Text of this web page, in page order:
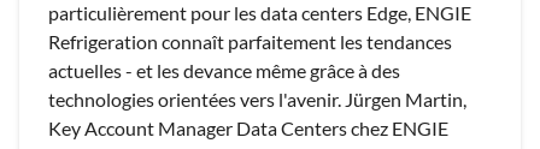
particulièrement pour les data centers Edge, ENGIE
Refrigeration connaît parfaitement les tendances
actuelles - et les devance même grâce à des
technologies orientées vers l'avenir. Jürgen Martin,
Key Account Manager Data Centers chez ENGIE